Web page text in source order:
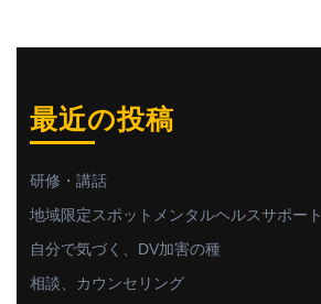
最近の投稿
研修・講話
地域限定スポットメンタルヘルスサポート
自分で気づく、DV加害の種
相談、カウンセリング